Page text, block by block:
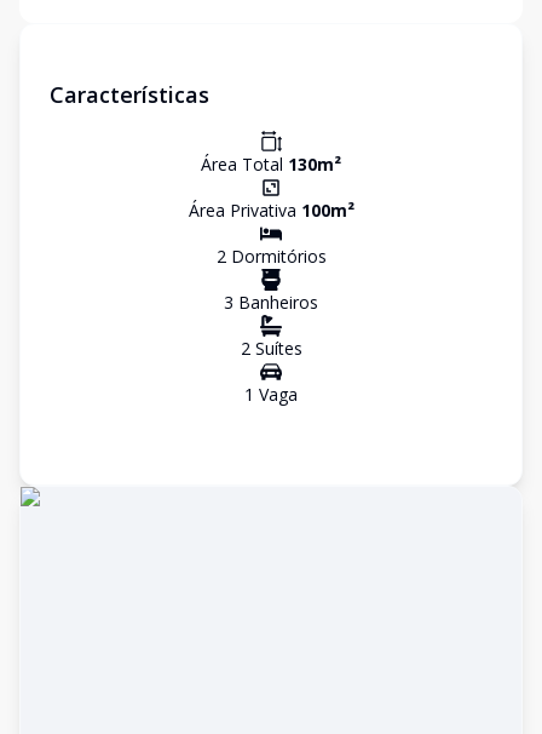
Características
Área Total 130m²
Área Privativa 100m²
2Dormitórios
3 Banheiros
2Suítes
1 Vaga